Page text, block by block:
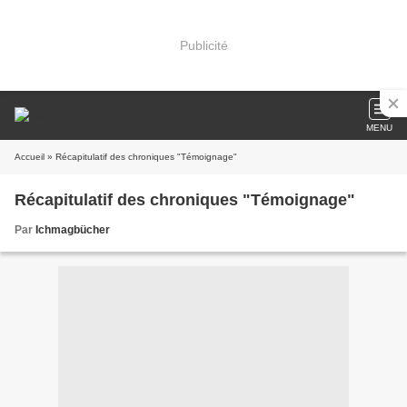
Publicité
MENU
Accueil » Récapitulatif des chroniques "Témoignage"
Récapitulatif des chroniques "Témoignage"
Par Ichmagbücher